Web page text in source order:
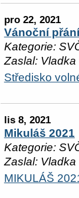
pro 22, 2021
Vánoční
Kategorie:
Zaslal: Vladka
Středisko
lis 8, 2021
Mikuláš 2021
Kategorie:
Zaslal: Vladka
MIKULÁŠ